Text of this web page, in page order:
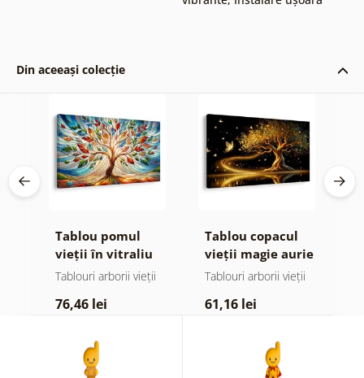
Din aceeași colecție
Tablou pomul
vieții în vitraliu
colorat
Tablouri arborii vieții
76,46 lei
Tablou copacul
vieții magie aurie
Tablouri arborii vieții
61,16 lei